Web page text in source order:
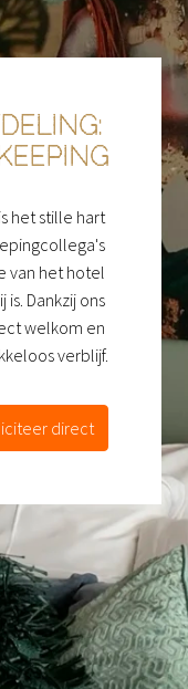
het stille hart
van het hotel
Dankzij ons
welkom en
verblijf.
direct